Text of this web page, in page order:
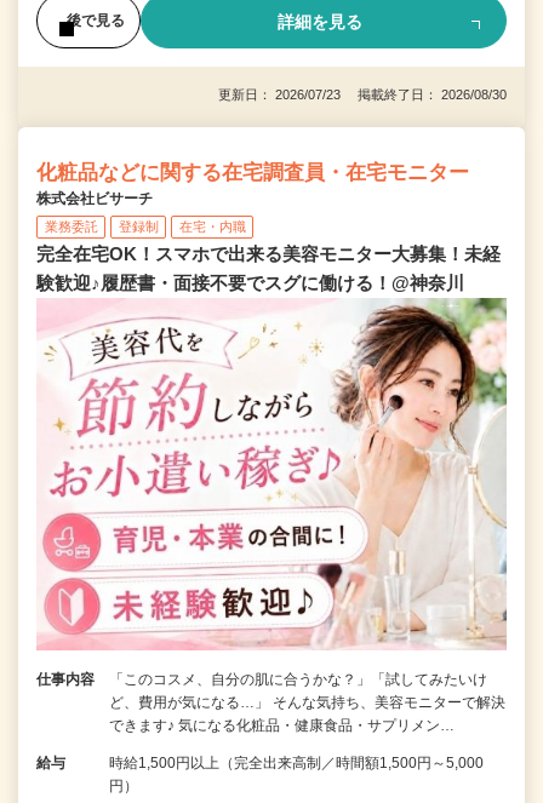
後で見る 詳細を見る
更新日： 2026/07/23 掲載終了日： 2026/08/30
化粧品などに関する在宅調査員・在宅モニター
株式会社ビサーチ
業務委託 登録制 在宅・内職
完全在宅OK！スマホで出来る美容モニター大募集！未経
験歓迎♪履歴書・面接不要でスグに働ける！@神奈川
仕事内容
「このコスメ、自分の肌に合うかな？」「試してみたいけ
ど、費用が気になる…」 そんな気持ち、美容モニターで解決
できます♪ 気になる化粧品・健康食品・サプリメン…
給与
時給1,500円以上（完全出来高制／時間額1,500円～5,000
円）